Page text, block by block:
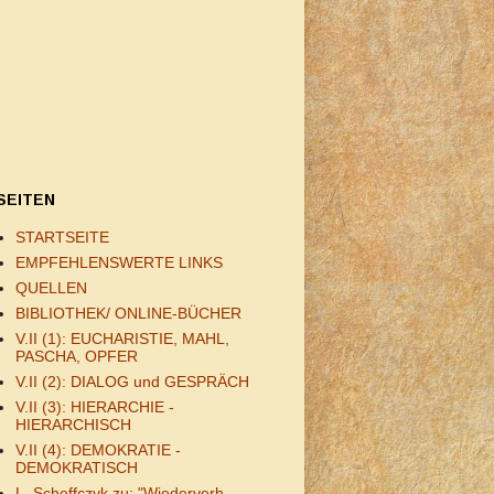
STARTSEITE
EMPFEHLENSWERTE LINKS
QUELLEN
BIBLIOTHEK/ ONLINE-BÜCHER
V.II (1): EUCHARISTIE, MAHL,
PASCHA, OPFER
V.II (2): DIALOG und GESPRÄCH
V.II (3): HIERARCHIE -
HIERARCHISCH
V.II (4): DEMOKRATIE -
DEMOKRATISCH